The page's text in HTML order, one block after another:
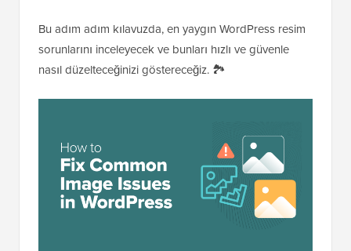
Bu adım adım kılavuzda, en yaygın WordPress resim
sorunlarını inceleyecek ve bunları hızlı ve güvenle
nasıl düzelteceğinizi göstereceğiz. 🏞️